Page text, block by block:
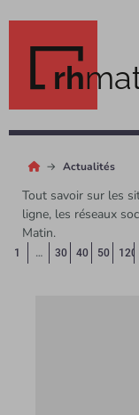
rh
Actualités
Tout savoir sur les
ligne, les réseaux
Matin.
Page précédente
1 … 30 40 50 120